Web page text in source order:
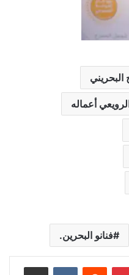
أعماله
فنانو البحرين.
بينتيريست مشاركة عبر البريد